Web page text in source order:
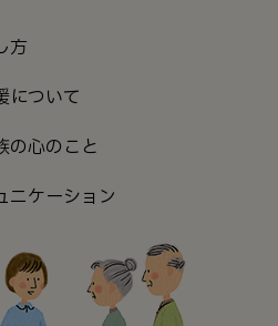
方
について
の心のこと
ニケーション